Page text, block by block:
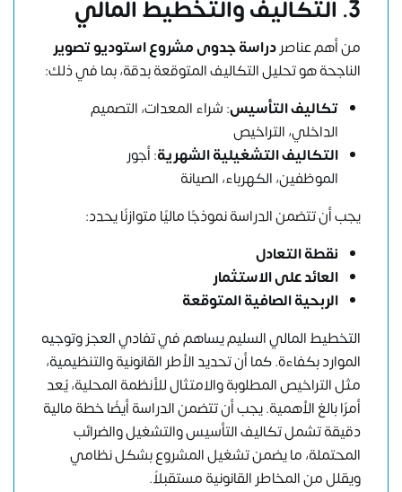
3. التكاليف والتخطيط المالي
من أهم عناصردراسة جدوى مشروع استوديو تصوير
الناجحة هو تحليل التكاليف المتوقعة بدقة، بما في ذلك:
تكاليف التأسيس: شراء المعدات، التصميم
الداخلي، التراخيص
التكاليف التشغيلية الشهرية: أجور
الموظفين، الكهرباء، الصيانة
يجب أن تتضمن الدراسة نموذجًا ماليًا متوازنًا يحدد:
نقطة التعادل
العائد على الاستثمار
الربحية الصافية المتوقعة
التخطيط المالي السليم يساهم في تفادي العجز وتوجيه
الموارد بكفاءة. كما أن تحديد الأطر القانونية والتنظيمية،
مثل التراخيص المطلوبة والامتثال للأنظمة المحلية، يُعد
أمرًا بالغ الأهمية. يجب أن تتضمن الدراسة أيضًا خطة مالية
دقيقة تشمل تكاليف التأسيس والتشغيل والضرائب
المحتملة، ما يضمن تشغيل المشروع بشكل نظامي
ويقلل من المخاطر القانونية مستقبلاً.